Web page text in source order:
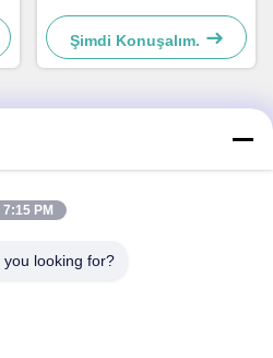
yalnızca 10 saniyede
%99,99 doğruluk sağlar
Şimdi Konuşalım.
Shenzhen
7:15 PM
looking for?